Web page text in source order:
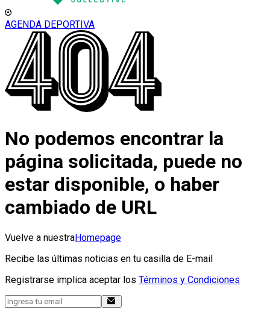
AGENDA DEPORTIVA
No podemos encontrar la
página solicitada, puede no
estar disponible, o haber
cambiado de URL
Vuelve a nuestraHomepage
Recibe las últimas noticias en tu casilla de E-mail
Registrarse implica aceptar los Términos y Condiciones